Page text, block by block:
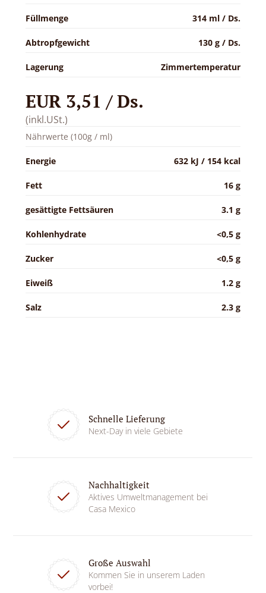
Füllmenge 314 ml / Ds.
Abtropfgewicht 130 g / Ds.
Lagerung Zimmertemperatur
EUR 3,51 / Ds.
(inkl.USt.)
Nährwerte (100g / ml)
Energie 632 kJ / 154 kcal
Fett 16 g
gesättigte Fettsäuren 3.1 g
Kohlenhydrate <0,5 g
Zucker <0,5 g
Eiweiß 1.2 g
Salz 2.3 g
Schnelle Lieferung
Next-Day in viele Gebiete
Nachhaltigkeit
Aktives Umweltmanagement bei
Casa Mexico
Große Auswahl
Kommen Sie in unserem Laden
vorbei!